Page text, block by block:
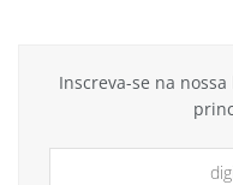
Inscreva-se na